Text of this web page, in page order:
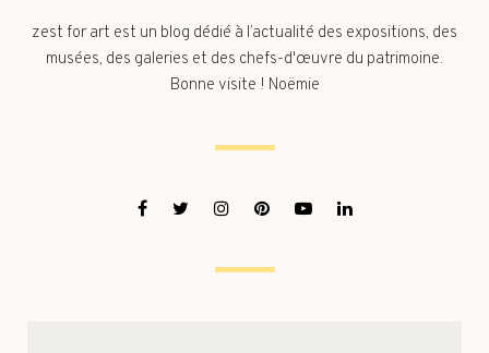
zest for art est un blog dédié à l’actualité des expositions, des
musées, des galeries et des chefs-d'œuvre du patrimoine.
Bonne visite ! Noëmie